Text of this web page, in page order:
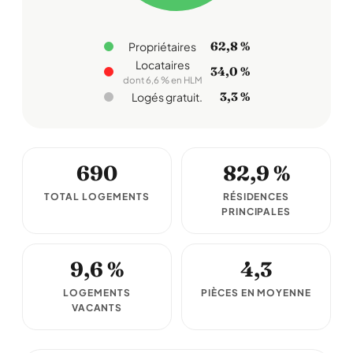
Propriétaires 62,8 %
Locataires
dont 6,6 % en HLM
34,0 %
Logés gratuit. 3,3 %
690
TOTAL LOGEMENTS
82,9 %
RÉSIDENCES
PRINCIPALES
9,6 %
LOGEMENTS
VACANTS
4,3
PIÈCES EN MOYENNE